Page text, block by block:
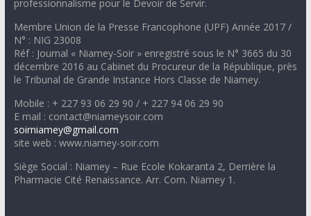
professionnalisme pour le Devoir de Servir.
Membre Union de la Presse Francophone (UPF) Année 2017 /
N° : NIG 23008
Réf : Journal « Niamey-Soir » enregistré sous le N° 3665 du 30
décembre 2016 au Cabinet du Procureur de la République, près
le Tribunal de Grande Instance Hors Classe de Niamey.
Mobile : + 227 93 06 29 90 / + 227 94 06 29 90
E mail : contact@niameysoir.com
soirniamey@gmail.com
site web : www.niamey-soir.com
Siège Social : Niamey – Rue Ecole Kokaranta 2, Derrière la
Pharmacie Cité Renaissance. Arr. Com. Niamey 1.